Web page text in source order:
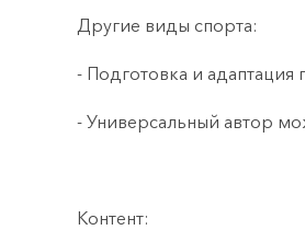
Другие виды спорта:
- Подготовка и
- Универсальный автор
Контент: